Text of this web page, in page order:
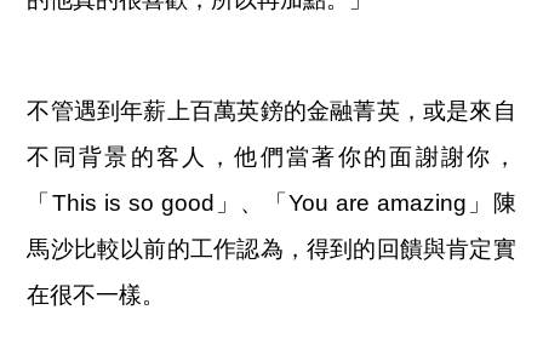
不管遇到年薪上百萬英鎊的金融菁英，或是來自
不同背景的客人，他們當著你的面謝謝你，
「This is so good」、「You are amazing」陳
馬沙比較以前的工作認為，得到的回饋與肯定實
在很不一樣。